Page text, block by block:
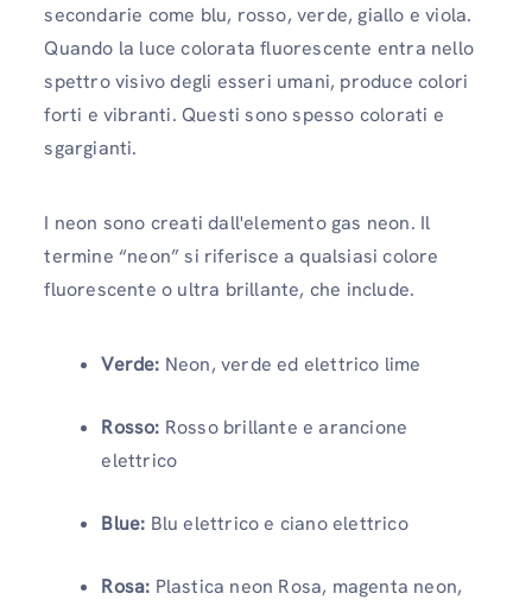
secondarie come blu, rosso, verde, giallo e viola.
Quando la luce colorata fluorescente entra nello
spettro visivo degli esseri umani, produce colori
forti e vibranti. Questi sono spesso colorati e
sgargianti.
I neon sono creati dall'elemento gas neon. Il
termine “neon” si riferisce a qualsiasi colore
fluorescente o ultra brillante, che include.
Verde: Neon, verde ed elettrico lime
Rosso: Rosso brillante e arancione
elettrico
Blue: Blu elettrico e ciano elettrico
Rosa: Plastica neon Rosa, magenta neon,